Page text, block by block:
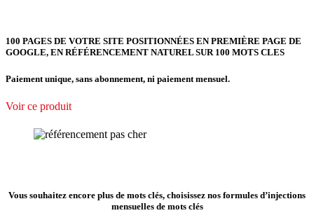
100 PAGES DE VOTRE SITE POSITIONNÉES EN PREMIÈRE PAGE DE
GOOGLE, EN RÉFÉRENCEMENT NATUREL SUR 100 MOTS CLES
Paiement unique, sans abonnement, ni paiement mensuel.
Voir ce produit
Vous souhaitez encore plus de mots clés, choisissez nos formules d’injections
mensuelles de mots clés